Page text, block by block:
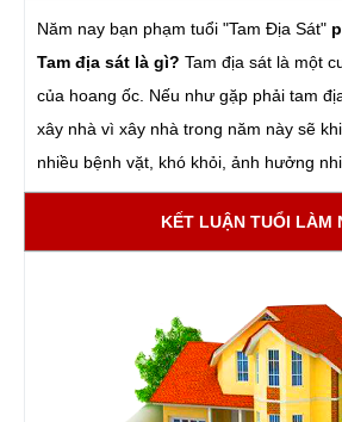
Năm nay bạn phạm tuổi "Tam Địa Sát"
Tam địa sát là gì? Tam địa sát là một
của hoang ốc. Nếu như gặp phải tam
xây nhà vì xây nhà trong năm này sẽ
nhiều bệnh vặt, khó khỏi, ảnh hưởng
KẾT LUẬN TUỔI LÀM